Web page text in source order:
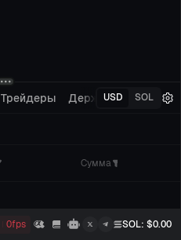
Трейдеры Держатели(0)
USD SOL
Сумма
0fps SOL: $0.00